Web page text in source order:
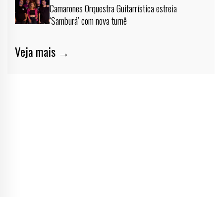
Camarones Orquestra Guitarrística estreia
‘Samburá’ com nova turnê
Veja mais →